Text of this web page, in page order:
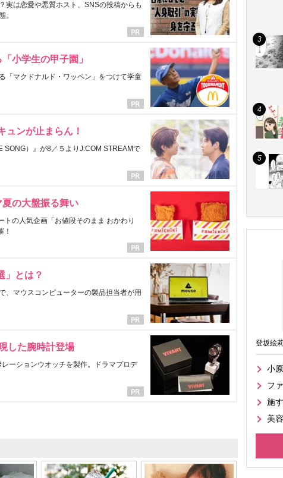
実は恋愛や悪質ホスト、SNSの投稿からも
。
小学生の甲子園」
「マクドナルド・ワッペン」をつけて学童
ュンが止まらん！
SONG）』が8／５よりJ:COM STREAMで
の大盤振る舞い
の人気企画「お値段そのまま おかわり
！
」とは？
、マウスコンピューターの製品担当者が用
した腕時計登場
ーションウオッチを製作。ドラマプロデ
登坂絵
小
フ
施
美